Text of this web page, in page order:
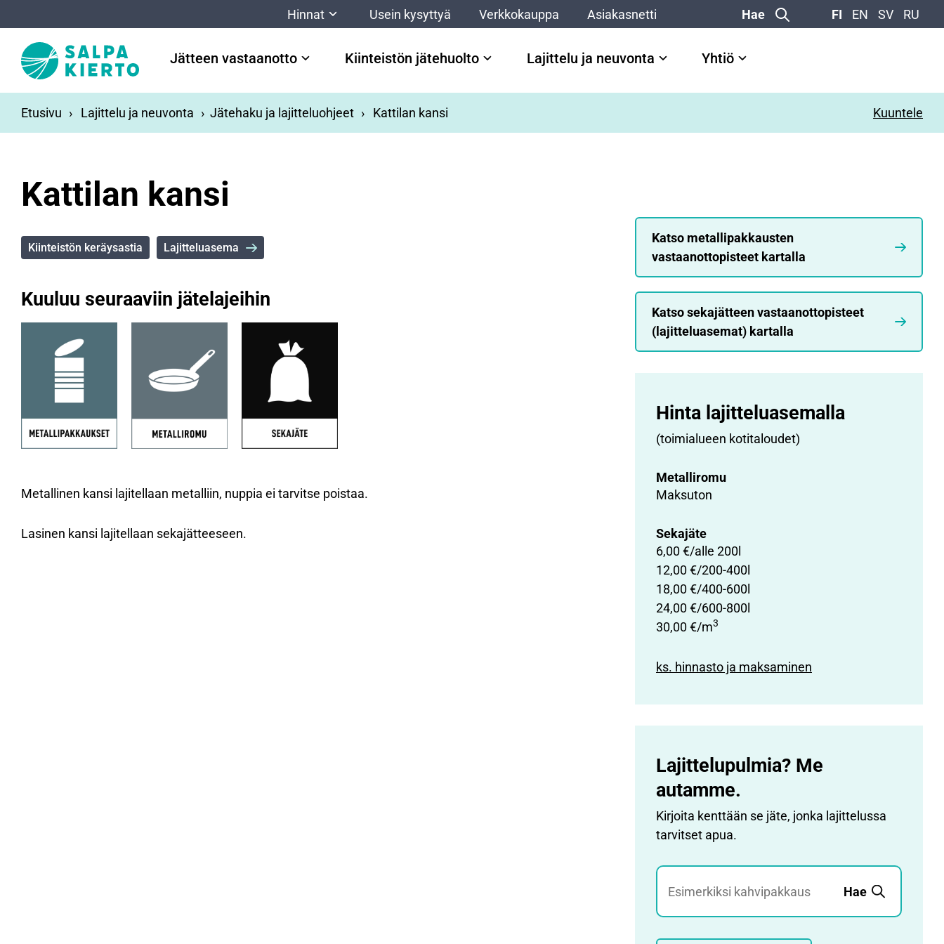
Hinnat Usein kysyttyä Verkkokauppa Asiakasnetti Hae FI EN SV RU
Jätteen vastaanotto Kiinteistön jätehuolto Lajittelu ja neuvonta Yhtiö
Etusivu Lajittelu ja neuvonta Jätehaku ja lajitteluohjeet Kattilan kansi Kuuntele
Kattilan kansi
Kiinteistön keräysastia Lajitteluasema
Kuuluu seuraaviin jätelajeihin
Metallinen kansi lajitellaan metalliin, nuppia ei tarvitse poistaa.
Lasinen kansi lajitellaan sekajätteeseen.
Katso metallipakkausten
vastaanottopisteet kartalla
Katso sekajätteen vastaanottopisteet
(lajitteluasemat) kartalla
Hinta lajittelu­asemalla
(toimialueen kotitaloudet)
Metalliromu
Maksuton
Sekajäte
6,00 €/alle 200l
12,00 €/200-400l
18,00 €/400-600l
24,00 €/600-800l
30,00 €/m3
ks. hinnasto ja maksaminen
Lajittelupulmia? Me
autamme.
Kirjoita kenttään se jäte, jonka lajittelussa
tarvitset apua.
Jätehaku
Hae